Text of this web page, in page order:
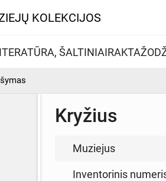
KOLEKCIJOS
ŠALTINIAI
Kryžius
Muziejus
Inventorinis